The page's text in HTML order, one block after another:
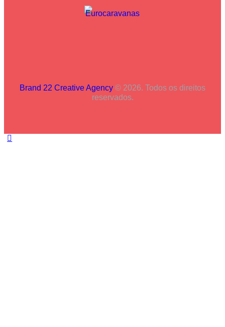
Brand 22 Creative Agency © 2026. Todos os direitos
reservados.